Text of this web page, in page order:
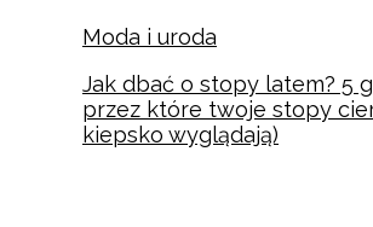
Moda i uroda
Jak dbać o stopy latem? 5
przez które twoje stopy
kiepsko wyglądają)